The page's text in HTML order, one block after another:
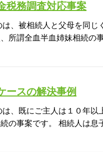
税務調査対応事案
、被相続人と父母を同じ
所謂全血半血姉妹相続の
ースの解決事例
、既にご主人は１０年以
の事案です。 相続人は息